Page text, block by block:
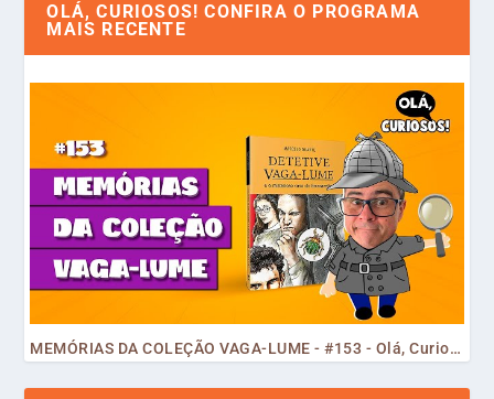
OLÁ, CURIOSOS! CONFIRA O PROGRAMA
MAIS RECENTE
MEMÓRIAS DA COLEÇÃO VAGA-LUME - #153 - Olá, Curiosos! 2023